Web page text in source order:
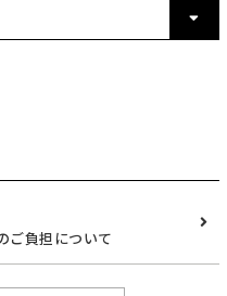
ご負担について